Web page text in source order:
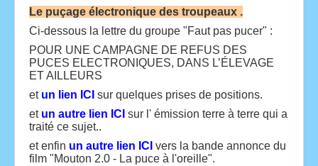
Le puçage électronique des troupeaux .
Ci-dessous la lettre du groupe "Faut pas pucer" :
POUR UNE CAMPAGNE DE REFUS DES
PUCES ELECTRONIQUES, DANS L’ÉLEVAGE
ET AILLEURS
et un lien ICI sur quelques prises de positions.
etun autre lien ICI sur l' émission terre à terre qui a
traité ce sujet..
et enfin un autre lien ICI vers la bande annonce du
film "Mouton 2.0 - La puce à l'oreille".